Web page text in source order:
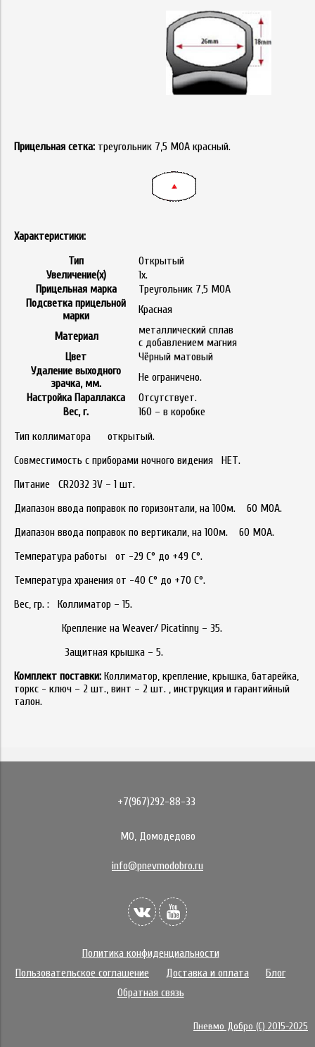
Прицельная сетка: треугольник 7,5 МОА красный.
Характеристики:
Тип
Открытый
Увеличение(x)
1х.
Прицельная марка
Треугольник 7,5 МОА
Подсветка прицельной
марки
Красная
Материал
металлический сплав
с добавлением магния
Цвет
Чёрный матовый
Удаление выходного
зрачка, мм.
Не ограничено.
Настройка Параллакса
Отсутствует.
Вес, г.
160 – в коробке
Тип коллиматора открытый.
Совместимость с приборами ночного видения НЕТ.
Питание CR2032 3V – 1 шт.
Диапазон ввода поправок по горизонтали, на 100м. 60 МОА.
Диапазон ввода поправок по вертикали, на 100м. 60 МОА.
Температура работы от -29 С° до +49 С°.
Температура хранения от -40 С° до +70 С°.
Вес, гр. : Коллиматор – 15.
Крепление на Weaver/ Picatinny – 35.
Защитная крышка – 5.
Комплект поставки: Коллиматор, крепление, крышка, батарейка,
торкс - ключ – 2 шт., винт – 2 шт. , инструкция и гарантийный
талон.
+7(967)292-88-33
МО, Домодедово
info@pnevmodobro.ru
Политика конфиденциальности
Пользовательское соглашение
Доставка и оплата
Блог
Обратная связь
Пневмо Добро (С) 2015-2025